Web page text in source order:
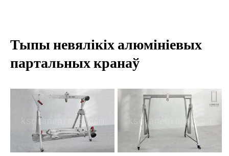
Тыпы невялікіх алюмініевых
партальных кранаў